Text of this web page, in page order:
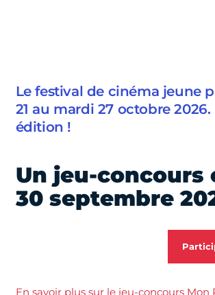
Le festival de cinéma jeune
21 au mardi 27 octobre
édition !
Un jeu-
30 septembre
En savoir plus sur le jeu-concours